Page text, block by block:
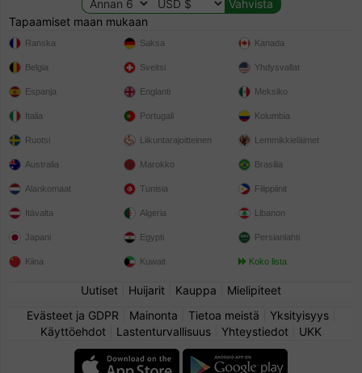
Tapaamiset maan mukaan
Ranska
Belgia
Espanja
Italia
Ruotsi
Saksa
Sveitsi
Englanti
Portugali
Liikuntarajoitteinen
Kanada
Yhdysvallat
Meksiko
Kolumbia
Lemmikkieläimet
Australia
Alankomaat
Itävalta
Japani
Kiina
Marokko
Tunisia
Algeria
Egypti
Kuwait
Brasilia
Filippiinit
Libanon
Persianlahti
Koko lista
Uutiset Huijarit Kauppa
Mielipiteet
Evästeet ja GDPR
Mainonta Tietoa meistä Yksityisyys|
Käyttöehdot
Lastenturvallisuus Yhteystiedot UKK